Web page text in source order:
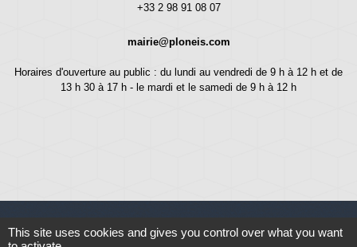
+33 2 98 91 08 07
mairie@ploneis.com
Horaires d'ouverture au public : du lundi au vendredi de 9 h à 12 h et de
13 h 30 à 17 h - le mardi et le samedi de 9 h à 12 h
This site uses cookies and gives you control over what you want